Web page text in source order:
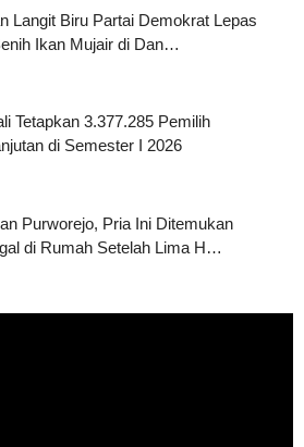
Langit Biru Partai Demokrat Lepas
Ikan Mujair di Dan…
Tetapkan 3.377.285 Pemilih
di Semester I 2026
Purworejo, Pria Ini Ditemukan
di Rumah Setelah Lima H…